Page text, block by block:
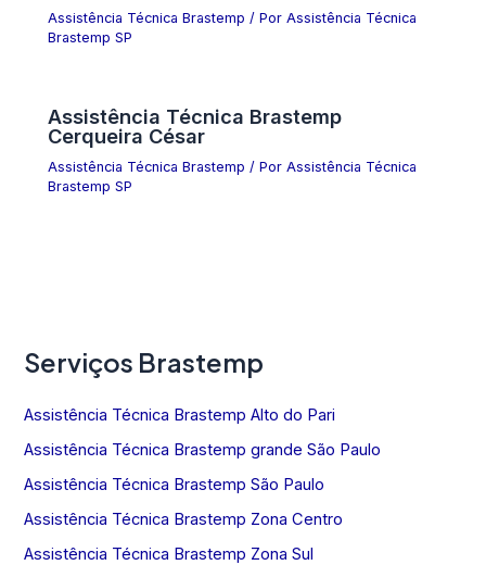
Assistência Técnica Brastemp / PorAssistência Técnica
Brastemp SP
Assistência Técnica Brastemp
Cerqueira César
Assistência Técnica Brastemp / PorAssistência Técnica
Brastemp SP
Serviços Brastemp
Assistência Técnica Brastemp Alto do Pari
Assistência Técnica Brastemp grande São Paulo
Assistência Técnica Brastemp São Paulo
Assistência Técnica Brastemp Zona Centro
Assistência Técnica Brastemp Zona Sul